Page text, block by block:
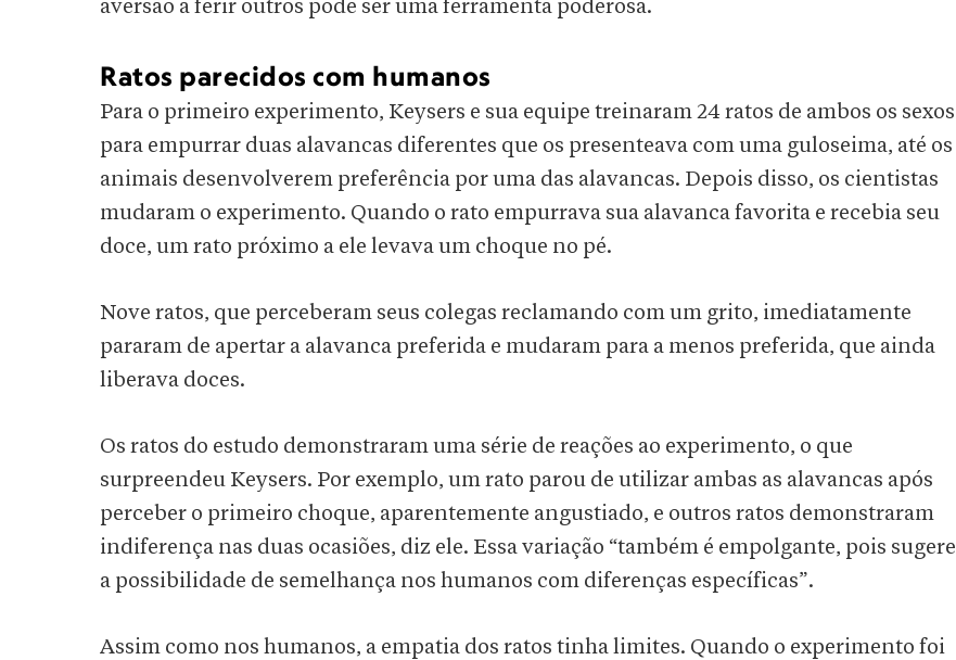
aversão a ferir outros pode ser uma ferramenta poderosa.
Ratos parecidos com humanos
Para o primeiro experimento, Keysers e sua equipe treinaram 24 ratos de ambos os sexos
para empurrar duas alavancas diferentes que os presenteava com uma guloseima, até os
animais desenvolverem preferência por uma das alavancas. Depois disso, os cientistas
mudaram o experimento. Quando o rato empurrava sua alavanca favorita e recebia seu
doce, um rato próximo a ele levava um choque no pé.
Nove ratos, que perceberam seus colegas reclamando com um grito, imediatamente
pararam de apertar a alavanca preferida e mudaram para a menos preferida, que ainda
liberava doces.
Os ratos do estudo demonstraram uma série de reações ao experimento, o que
surpreendeu Keysers. Por exemplo, um rato parou de utilizar ambas as alavancas após
perceber o primeiro choque, aparentemente angustiado, e outros ratos demonstraram
indiferença nas duas ocasiões, diz ele. Essa variação “também é empolgante, pois sugere
a possibilidade de semelhança nos humanos com diferenças específicas”.
Assim como nos humanos, a empatia dos ratos tinha limites. Quando o experimento foi